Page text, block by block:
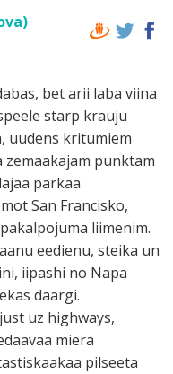
bet arii laba viina
starp krauju
uudens kritumiem
punktam
parkaa.
San Francisko,
liimenim.
eedienu, steika un
iipashi no Napa
daargi.
uz highways,
miera
pilseeta